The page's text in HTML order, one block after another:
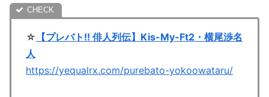
☆ 【プレバト!! 俳人列伝】Kis-My-Ft2・横尾渉名
人
https://yequalrx.com/purebato-yokoowataru/